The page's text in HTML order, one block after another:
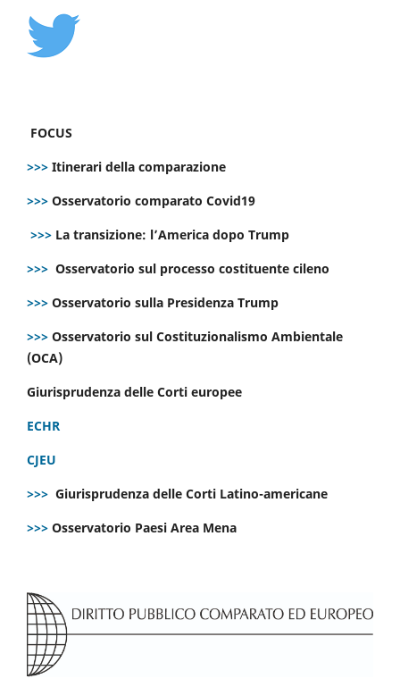
FOCUS
>>> Itinerari della comparazione
>>> Osservatorio comparato Covid19
>>> La transizione: l’America dopo Trump
>>> Osservatorio sul processo costituente cileno
>>> Osservatorio sulla Presidenza Trump
>>> Osservatorio sul Costituzionalismo Ambientale
(OCA)
Giurisprudenza delle Corti europee
ECHR
CJEU
>>> Giurisprudenza delle Corti Latino-americane
>>> Osservatorio Paesi Area Mena